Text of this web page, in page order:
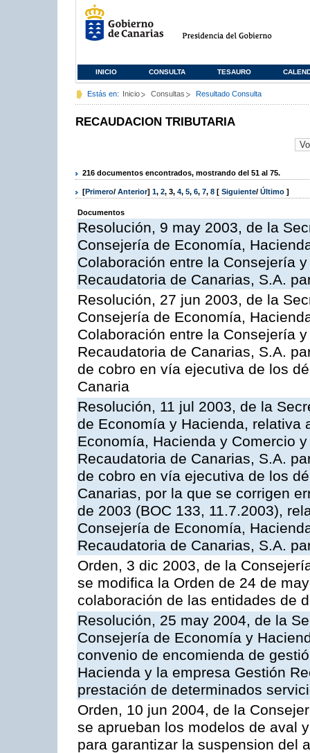
INICIO CONSULTA TESAURO
Estás en: Inicio Consultas Resultado Consulta
RECAUDACION TRIBUTARIA
216 documentos encontrados, mostrando del 51 al 75.
[Primero/ Anterior] 1, 2, 3, 4, 5, 6, 7, 8 [ Siguiente/ Último ]
Documentos
Resolución, 9 may 2003, de la
Consejería de Economía,
Colaboración entre la Consejería
Recaudatoria de Canarias, S.A.
Resolución, 27 jun 2003, de la
Consejería de Economía,
Colaboración entre la Consejería
Recaudatoria de Canarias, S.A.
de cobro en vía ejecutiva de los
Canaria
Resolución, 11 jul 2003, de la
de Economía y Hacienda, relativa
Economía, Hacienda y Comercio
Recaudatoria de Canarias, S.A.
de cobro en vía ejecutiva de los
Canarias, por la que se corrigen
de 2003 (BOC 133, 11.7.2003),
Consejería de Economía,
Recaudatoria de Canarias, S.A.
Orden, 3 dic 2003, de la
se modifica la Orden de 24 de
colaboración de las entidades de
Resolución, 25 may 2004, de la
Consejería de Economía y
convenio de encomienda de
Hacienda y la empresa Gestión
prestación de determinados
Orden, 10 jun 2004, de la
se aprueban los modelos de aval
para garantizar la suspension del